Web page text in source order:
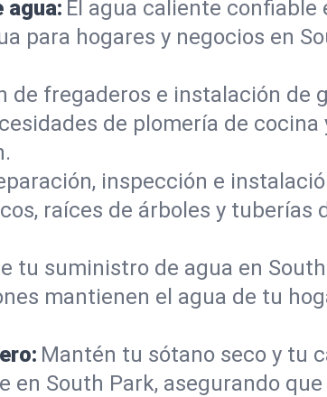
agua: El agua caliente
para hogares y negocios en
de fregaderos e instalación de
de plomería de
inspección e
raíces de árboles y tuberías
tu suministro de agua en
mantienen el agua de tu
Mantén tu sótano seco y tu
South Park, asegurando